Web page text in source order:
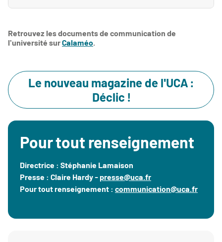
Retrouvez les documents de communication de
l'université surCalaméo.
Le nouveau magazine de l'UCA :
Déclic !
Pour tout renseignement
Directrice : Stéphanie Lamaison
Presse : Claire Hardy - presse@uca.fr
Pour tout renseignement : communication@uca.fr